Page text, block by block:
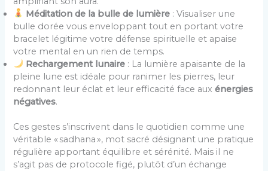
Méditation de la bulle de lumière : Visualiser une
bulle dorée vous enveloppant tout en portant votre
bracelet légitime votre défense spirituelle et apaise
votre mental en un rien de temps.
Rechargement lunaire : La lumière apaisante de la
pleine lune est idéale pour ranimer les pierres, leur
redonnant leur éclat et leur efficacité face auxénergies
négatives.
Ces gestes s’inscrivent dans le quotidien comme une
véritable « sadhana », mot sacré désignant une pratique
régulière apportant équilibre et sérénité. Mais il ne
s’agit pas de protocole figé, plutôt d’un échange